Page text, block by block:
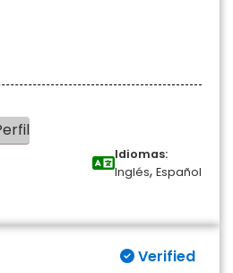
Idiomas:
Inglés, Español
Verified